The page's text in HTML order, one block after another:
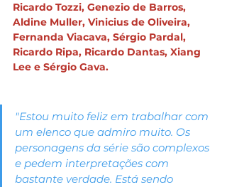
Ricardo Tozzi, Genezio de Barros,
Aldine Muller, Vinicius de Oliveira,
Fernanda Viacava, Sérgio Pardal,
Ricardo Ripa, Ricardo Dantas, Xiang
Lee e Sérgio Gava.
"Estou muito feliz em trabalhar com
um elenco que admiro muito. Os
personagens da série são complexos
e pedem interpretações com
bastante verdade. Está sendo